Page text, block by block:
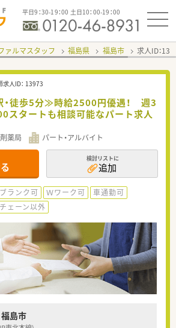
平日9：30-19：00 土日10：00-19：00
ァルマスタッフ 福島県 福島市 求人ID：
人ID： 13973
・徒歩5分≫時給2500円優遇！ 週3
スタートも相談可能なパート求人
薬局 パート・アルバイト
検討リストに
追加
ブランク可 Ｗワーク可
車通勤可
ェーン以外
島市